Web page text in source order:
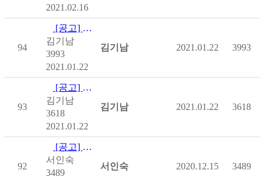
2021.02.16
94
[공고] 하티스트 엠버서더 모집 안내문
김기남
3993
2021.01.22
김기남 2021.01.22 3993
93
[공고] 설문연구 대상자 모집 공고문
김기남
3618
2021.01.22
김기남 2021.01.22 3618
92
[공고] 2020년 하반기(7월~12월) 장애인 고용장려금 신청…
서인숙
3489
서인숙 2020.12.15 3489